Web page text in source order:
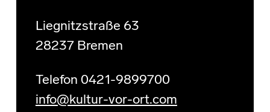
Liegnitzstraße 63
28237 Bremen
Telefon 0421-9899700
info@kultur-vor-ort.com